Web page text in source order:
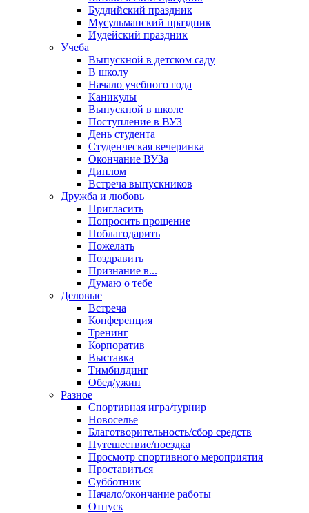
Буддийский праздник
Мусульманский праздник
Иудейский праздник
Учеба
Выпускной в детском саду
В школу
Начало учебного года
Каникулы
Выпускной в школе
Поступление в ВУЗ
День студента
Студенческая вечеринка
Окончание ВУЗа
Диплом
Встреча выпускников
Дружба и любовь
Пригласить
Попросить прощение
Поблагодарить
Пожелать
Поздравить
Признание в...
Думаю о тебе
Деловые
Встреча
Конференция
Тренинг
Корпоратив
Выставка
Тимбилдинг
Обед/ужин
Разное
Спортивная игра/турнир
Новоселье
Благотворительность/сбор средств
Путешествие/поездка
Просмотр спортивного мероприятия
Проставиться
Субботник
Начало/окончание работы
Отпуск